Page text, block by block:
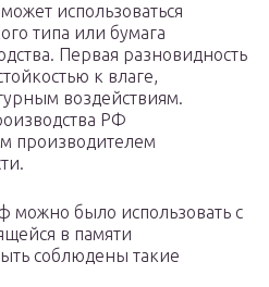
использоваться
типа или бумага
Первая разновидность
к влаге,
воздействиям.
РФ
производителем
можно было использовать с
в памяти
соблюдены такие